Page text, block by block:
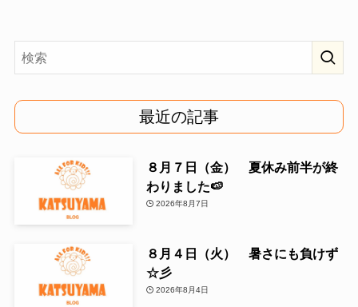
最近の記事
８月７日（金） 夏休み前半が終
わりました🍉
2026年8月7日
８月４日（火） 暑さにも負けず
☆彡
2026年8月4日